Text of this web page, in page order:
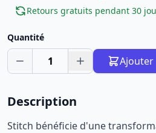
Retours gratuits pendant 30
Quantité
1 Ajouter
Description
Stitch bénéficie d'une